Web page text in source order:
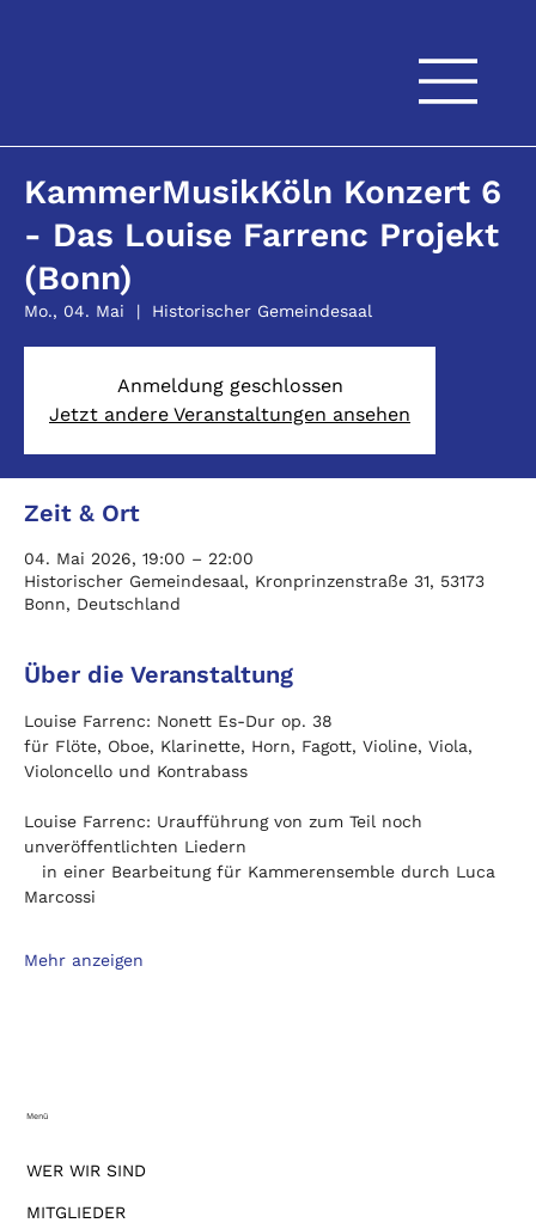
KammerMusikKöln Konzert 6
- Das Louise Farrenc Projekt
(Bonn)
Mo., 04. Mai
  |
Historischer Gemeindesaal
Anmeldung geschlossen
Jetzt andere Veranstaltungen ansehen
Zeit & Ort
04. Mai 2026, 19:00 – 22:00
Historischer Gemeindesaal, Kronprinzenstraße 31, 53173
Bonn, Deutschland
Über die Veranstaltung
Louise Farrenc: Nonett Es-Dur op. 38
für Flöte, Oboe, Klarinette, Horn, Fagott, Violine, Viola,
Violoncello und Kontrabass
Louise Farrenc: Uraufführung von zum Teil noch
unveröffentlichten Liedern
in einer Bearbeitung für Kammerensemble durch Luca
Marcossi
Mehr anzeigen
WER WIR SIND
MITGLIEDER
Menü